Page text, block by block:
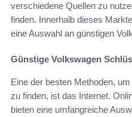
verschiedene Quellen zu
finden. Innerhalb dieses
eine Auswahl an günstigen
Günstige Volkswagen
Eine der besten Methoden, um
zu finden, ist das Internet.
bieten eine umfangreiche